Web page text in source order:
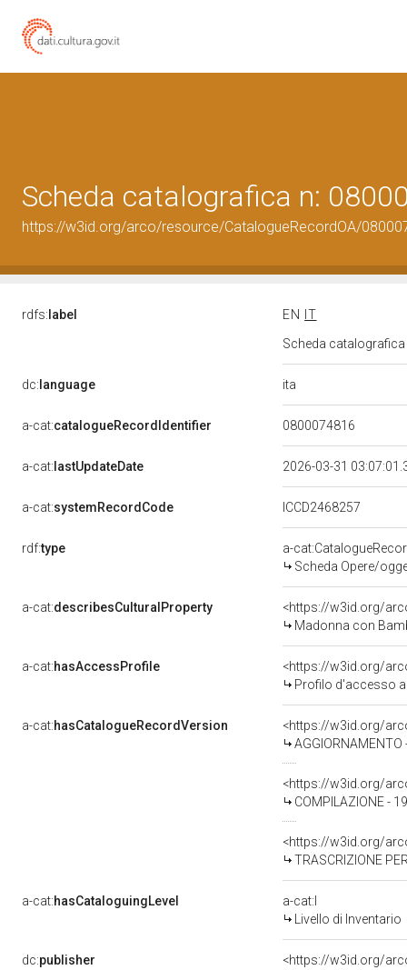
Scheda catalografica n:
https://w3id.org/arco/resource/CatalogueRecordOA/
rdfs: label EN
IT
Scheda
dc: language ita
a-cat:catalogueRecordIdentifier 0800074816
a-cat: lastUpdateDate 2026-03-31
a-cat:systemRecordCode ICCD2468257
rdf:type
a-
Scheda Opere/
a-cat:describesCulturalProperty
<https://w3id.org/
Madonna con
a-cat:hasAccessProfile
<https://w3id.org/
Profilo d'accesso
a-cat:hasCatalogueRecordVersion
<https://w3id.org/
<https://w3id.org/
COMPILAZIONE -
<https://w3id.org/
TRASCRIZIONE
a-cat:hasCataloguingLevel
a-cat:I
Livello di Inventario
dc:publisher
<https://w3id.org/